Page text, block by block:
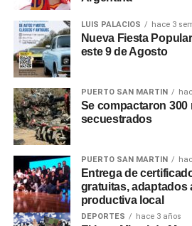
puede», continuó el vocero en
Adorniexplicó que el cierre de
será por decreto, en otros bastará
ministro». Respecto a los posibles
que «empleado que esté de más no
que un argentino abone su sueldo
0
LUIS PALACIOS hace 3
Nueva Fiesta
este 9 de Agosto
PUERTO SAN MARTIN
Se compactaron
secuestrados
PUERTO SAN MARTIN
Entrega de
gratuitas, adaptados
productiva local
DEPORTES hace 3 años